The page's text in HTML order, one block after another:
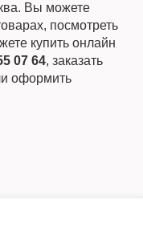
Вы можете
посмотреть
купить онлайн
07 64, заказать
оформить